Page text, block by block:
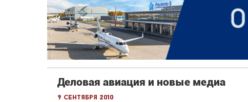
Деловая авиация и новые медиа
9 сентября 2010